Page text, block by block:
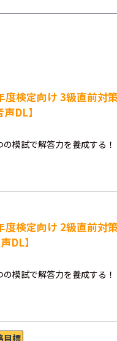
検定向け 3級直前対
DL】
模試で解答力を養成する！
検定向け 2級直前対
DL】
模試で解答力を養成する！
目標